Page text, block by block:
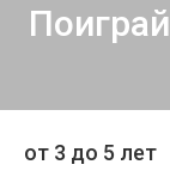
от 3 до 5 лет